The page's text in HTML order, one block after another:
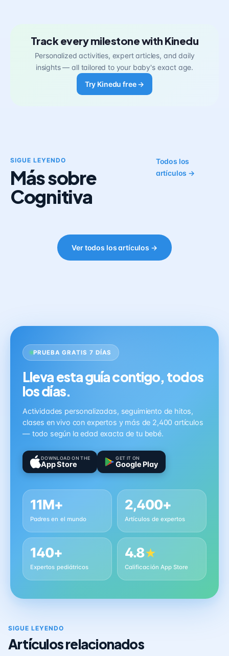
Track every milestone with Kinedu
Personalized activities, expert articles, and daily
insights — all tailored to your baby's exact age.
Try Kinedu free →
SIGUE LEYENDO
Más sobre
Cognitiva
Todos los
artículos →
Ver todos los artículos →
PRUEBA GRATIS 7 DÍAS
Lleva esta guía contigo, todos
los días.
Actividades personalizadas, seguimiento de hitos,
clases en vivo con expertos y más de 2,400 artículos
— todo según la edad exacta de tu bebé.
DOWNLOAD ON THE
App Store
GET IT ON
Google Play
11M+
Padres en el mundo
2,400+
Artículos de expertos
140+
Expertos pediátricos
4.8★
Calificación App Store
SIGUE LEYENDO
Artículos relacionados